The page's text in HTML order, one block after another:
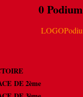
0 Podium
DE 2ème